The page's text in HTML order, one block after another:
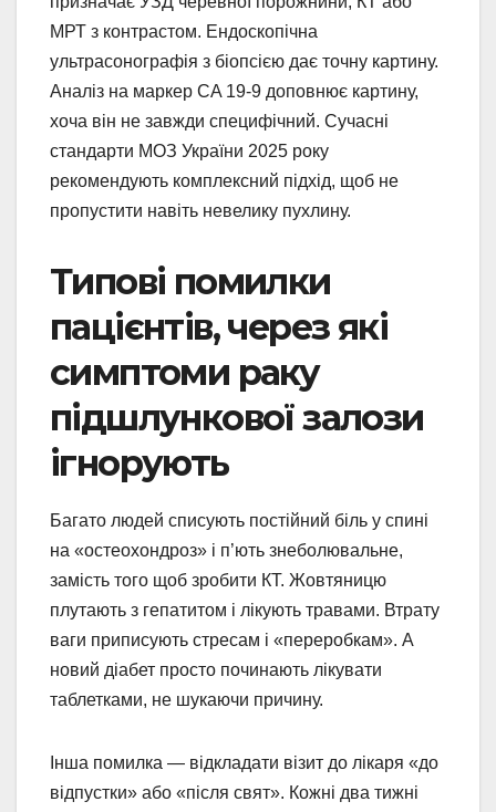
МРТ з контрастом. Ендоскопічна
ультрасонографія з біопсією дає точну картину.
Аналіз на маркер CA 19-9 доповнює картину,
хоча він не завжди специфічний. Сучасні
стандарти МОЗ України 2025 року
рекомендують комплексний підхід, щоб не
пропустити навіть невелику пухлину.
Типові помилки
пацієнтів, через які
симптоми раку
підшлункової залози
ігнорують
Багато людей списують постійний біль у спині
на «остеохондроз» і п’ють знеболювальне,
замість того щоб зробити КТ. Жовтяницю
плутають з гепатитом і лікують травами. Втрату
ваги приписують стресам і «переробкам». А
новий діабет просто починають лікувати
таблетками, не шукаючи причину.
Інша помилка — відкладати візит до лікаря «до
відпустки» або «після свят». Кожні два тижні